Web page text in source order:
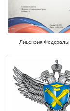
Лицензия